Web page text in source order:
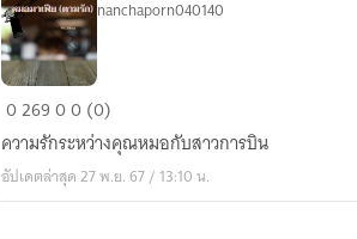
หมอ
มาเฟีย(ตาม
รัก)
nanchaporn040140
026900 (0)
ความรักระหว่างคุณหมอกับสาวการบิน
อัปเดตล่าสุด 27 พ.ย. 67 / 13:10 น.